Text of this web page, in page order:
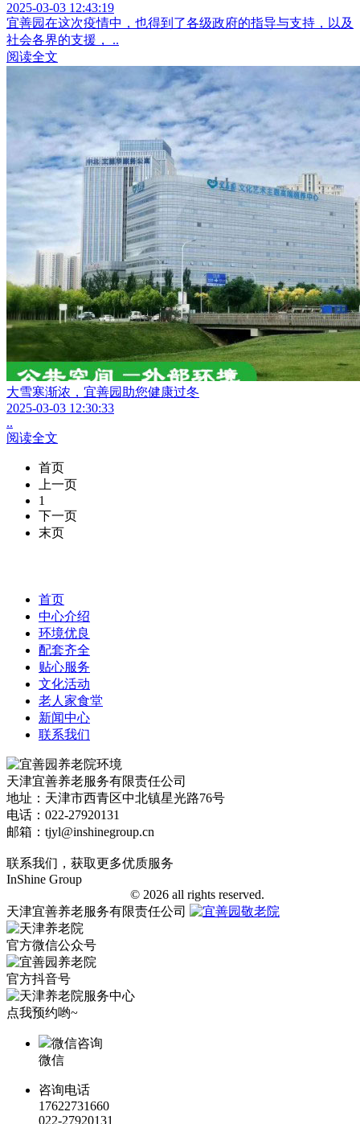
2025-03-03 12:43:19
宜善园在这次疫情中，也得到了各级政府的指导与支持，以及
社会各界的支援， ..
阅读全文
大雪寒渐浓，宜善园助您健康过冬
2025-03-03 12:30:33
..
阅读全文
首页
上一页
1
下一页
末页
首页
中心介绍
环境优良
配套齐全
贴心服务
文化活动
老人家食堂
新闻中心
联系我们
天津宜善养老服务有限责任公司
地址：天津市西青区中北镇星光路76号
电话：022-27920131
邮箱：tjyl@inshinegroup.cn
联系我们，获取更多优质服务
InShine Group
© 2026 all rights reserved.
天津宜善养老服务有限责任公司
官方微信公众号
官方抖音号
点我预约哟~
微信咨询
微信
咨询电话
17622731660
022-27920131